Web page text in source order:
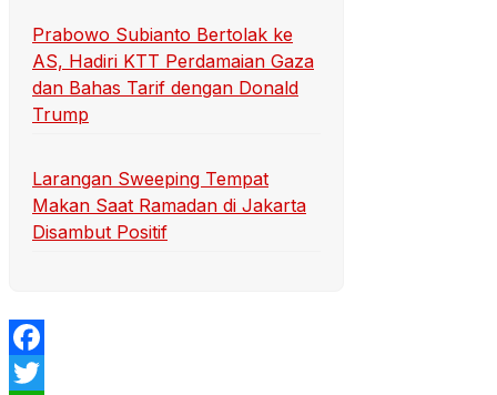
Prabowo Subianto Bertolak ke
AS, Hadiri KTT Perdamaian Gaza
dan Bahas Tarif dengan Donald
Trump
Larangan Sweeping Tempat
Makan Saat Ramadan di Jakarta
Disambut Positif
Facebook